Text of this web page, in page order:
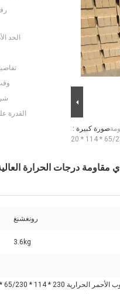
صورة كبيرة :
الحد
القدرة
العالية 230 * 114 * 65/230 * 114 *
رونغشنغ
3.6kg
* 114 * 65/230 * 114 * 20